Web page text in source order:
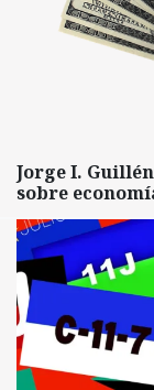
Jorge I.
sobre